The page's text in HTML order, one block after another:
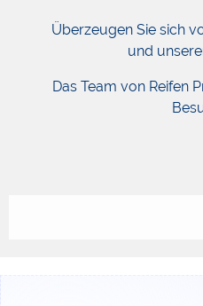
Überzeugen Sie sich
und
Das Team von Reifen